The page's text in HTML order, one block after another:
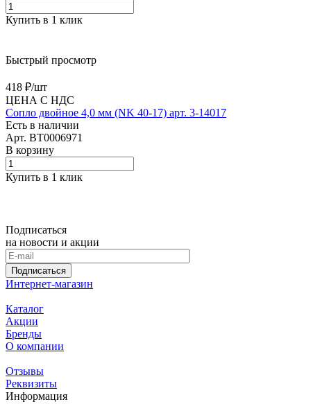
Купить в 1 клик
Быстрый просмотр
418 ₽/шт
ЦЕНА С НДС
Сопло двойное 4,0 мм (NK 40-17) арт. 3-14017
Есть в наличии
Арт. BT0006971
В корзину
Купить в 1 клик
Подписаться
на новости и акции
Подписаться
Интернет-магазин
Каталог
Акции
Бренды
О компании
Отзывы
Реквизиты
Информация